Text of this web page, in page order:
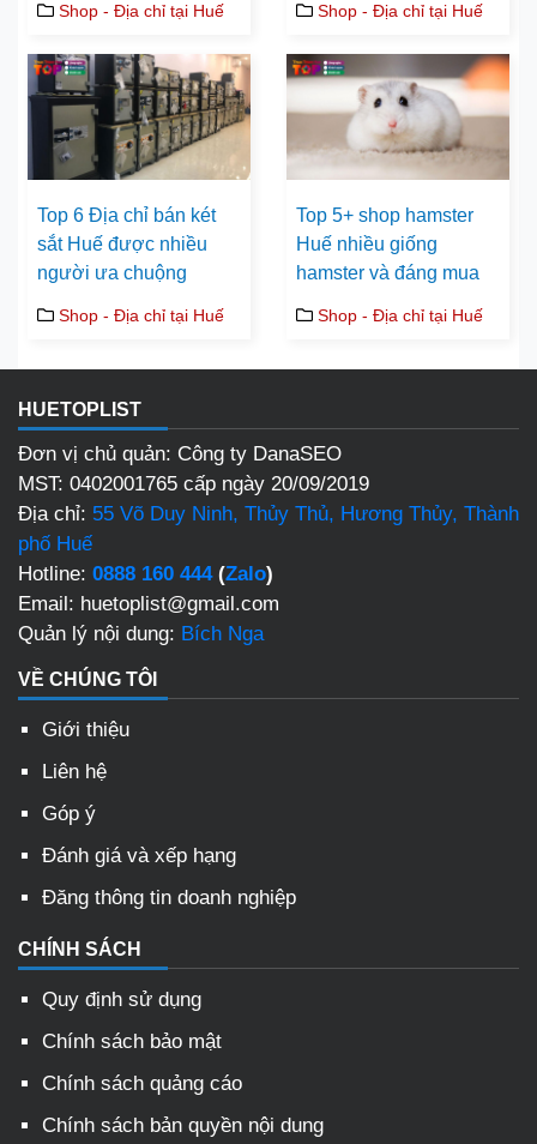
Shop - Địa chỉ tại Huế Shop - Địa chỉ tại Huế
Top 6 Địa chỉ bán két
sắt Huế được nhiều
người ưa chuộng
Shop - Địa chỉ tại Huế
Top 5+ shop hamster
Huế nhiều giống
hamster và đáng mua
Shop - Địa chỉ tại Huế
HUETOPLIST
Đơn vị chủ quản: Công ty DanaSEO
MST: 0402001765 cấp ngày 20/09/2019
Địa chỉ: 55 Võ Duy Ninh, Thủy Thủ, Hương Thủy, Thành
phố Huế
Hotline: 0888 160 444(Zalo)
Email: huetoplist@gmail.com
Quản lý nội dung: Bích Nga
VỀ CHÚNG TÔI
Giới thiệu
Liên hệ
Góp ý
Đánh giá và xếp hạng
Đăng thông tin doanh nghiệp
CHÍNH SÁCH
Quy định sử dụng
Chính sách bảo mật
Chính sách quảng cáo
Chính sách bản quyền nội dung